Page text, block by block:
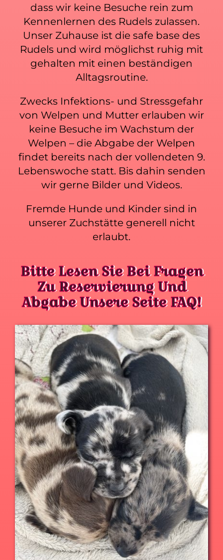
dass wir keine Besuche rein zum
Kennenlernen des Rudels zulassen.
Unser Zuhause ist die safe base des
Rudels und wird möglichst ruhig mit
gehalten mit einen beständigen
Alltagsroutine.
Zwecks Infektions- und Stressgefahr
von Welpen und Mutter erlauben wir
keine Besuche im Wachstum der
Welpen – die Abgabe der Welpen
findet bereits nach der vollendeten 9.
Lebenswoche statt. Bis dahin senden
wir gerne Bilder und Videos.
Fremde Hunde und Kinder sind in
unserer Zuchstätte generell nicht
erlaubt.
Bitte Lesen Sie Bei Fragen
Zu Reservierung Und
Abgabe Unsere Seite FAQ!